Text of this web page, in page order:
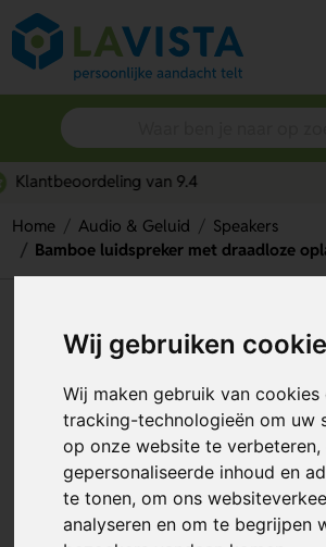
Wij gebruiken
Wij maken gebruik van cookies
tracking-technologieën om uw
op onze website te verbeteren,
gepersonaliseerde inhoud en
te tonen, om ons
analyseren en om te begrijpen
Snelle persoonlijke
Home Audio & Geluid
Speakers
Bamboe luidspreker met draadloze
Bamboe luidspreker
draadloze oplader
Artikelnummer: 292597